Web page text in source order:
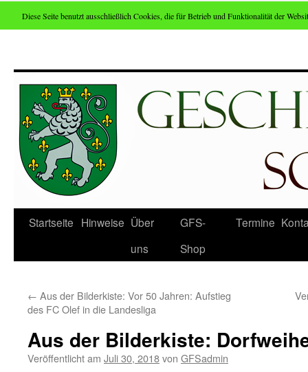
Zum
Inhalt
Startseite Hinweise Über
uns
GFS-
Shop
Termine
← Aus der Bilderkiste: Vor 50 Jahren: Aufstieg
des FC Olef in die Landesliga
Aus der Bilderkiste:
Veröffentlicht am Juli 30, 2018von GFSadmin
Diese Seite benutzt ausschließlich Cookies, die für Betrieb und Funktionalität der